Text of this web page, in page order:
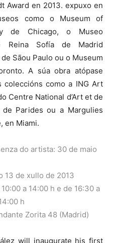
Award en 2013. expuxo en
como o Museum of
de Chicago, o Museo
Reina Sofía de Madrid
Sãou Paulo ou o Museum
A súa obra atópase
coleccións como a ING Art
Centre National d’Art et de
de Parides ou a Margulies
en Miami.
do artista: 30 de maio
13 de xullo de 2013
a 14:00 h e de 16:30 a
h
Zorita 48 (Madrid)
will inaugurate his first